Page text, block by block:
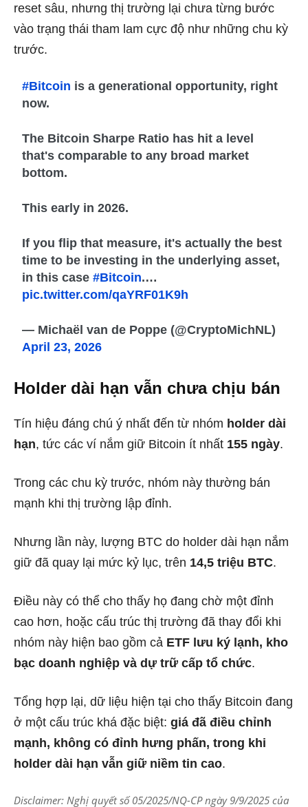
reset sâu, nhưng thị trường lại chưa từng bước
vào trạng thái tham lam cực độ như những chu kỳ
trước.
#Bitcoin is a generational opportunity, right
now.
The Bitcoin Sharpe Ratio has hit a level
that's comparable to any broad market
bottom.
This early in 2026.
If you flip that measure, it's actually the best
time to be investing in the underlying asset,
in this case#Bitcoin.…
pic.twitter.com/qaYRF01K9h
— Michaël van de Poppe (@CryptoMichNL)
April 23, 2026
Holder dài hạn vẫn chưa chịu bán
Tín hiệu đáng chú ý nhất đến từ nhóm holder dài
hạn, tức các ví nắm giữ Bitcoin ít nhất 155 ngày.
Trong các chu kỳ trước, nhóm này thường bán
mạnh khi thị trường lập đỉnh.
Nhưng lần này, lượng BTC do holder dài hạn nắm
giữ đã quay lại mức kỷ lục, trên 14,5 triệu BTC.
Điều này có thể cho thấy họ đang chờ một đỉnh
cao hơn, hoặc cấu trúc thị trường đã thay đổi khi
nhóm này hiện bao gồm cả ETF lưu ký lạnh, kho
bạc doanh nghiệp và dự trữ cấp tổ chức.
Tổng hợp lại, dữ liệu hiện tại cho thấy Bitcoin đang
ở một cấu trúc khá đặc biệt: giá đã điều chỉnh
mạnh, không có đỉnh hưng phấn, trong khi
holder dài hạn vẫn giữ niềm tin cao.
Disclaimer: Nghị quyết số 05/2025/NQ-CP ngày 9/9/2025 của